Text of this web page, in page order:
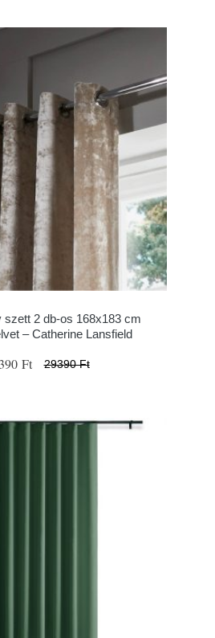
szett 2 db-os 168x183 cm
– Catherine Lansfield
Ft 29390 Ft